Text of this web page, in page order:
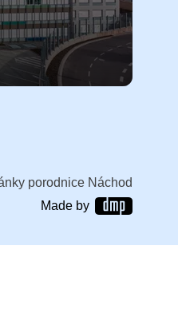
porodnice Náchod
Made by